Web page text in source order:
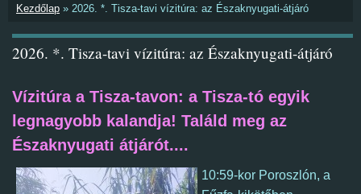
Kezdőlap » 2026. *. Tisza-tavi vízitúra: az Északnyugati-átjáró
2026. *. Tisza-tavi vízitúra: az Északnyugati-átjáró
Vízitúra a Tisza-tavon: a Tisza-tó egyik
legnagyobb kalandja! Találd meg az
Északnyugati átjárót....
10:59-kor Poroszlón, a